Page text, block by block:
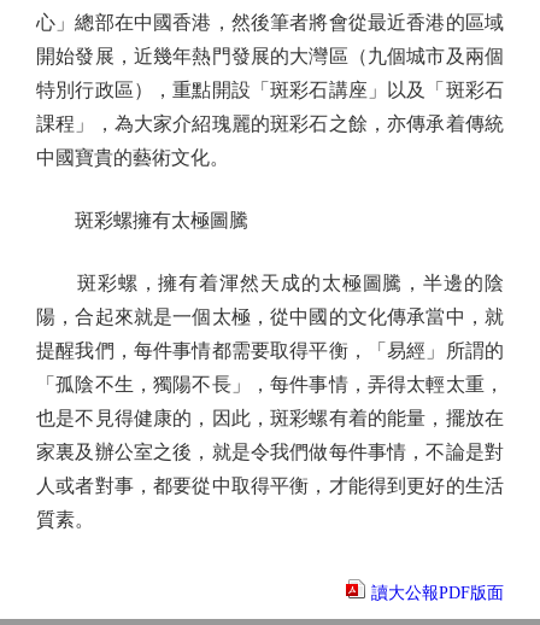
心」總部在中國香港，然後筆者將會從最近香港的區域
開始發展，近幾年熱門發展的大灣區（九個城市及兩個
特別行政區），重點開設「斑彩石講座」以及「斑彩石
課程」，為大家介紹瑰麗的斑彩石之餘，亦傳承着傳統
中國寶貴的藝術文化。
斑彩螺擁有太極圖騰
斑彩螺，擁有着渾然天成的太極圖騰，半邊的陰
陽，合起來就是一個太極，從中國的文化傳承當中，就
提醒我們，每件事情都需要取得平衡，「易經」所謂的
「孤陰不生，獨陽不長」，每件事情，弄得太輕太重，
也是不見得健康的，因此，斑彩螺有着的能量，擺放在
家裏及辦公室之後，就是令我們做每件事情，不論是對
人或者對事，都要從中取得平衡，才能得到更好的生活
質素。
讀大公報PDF版面